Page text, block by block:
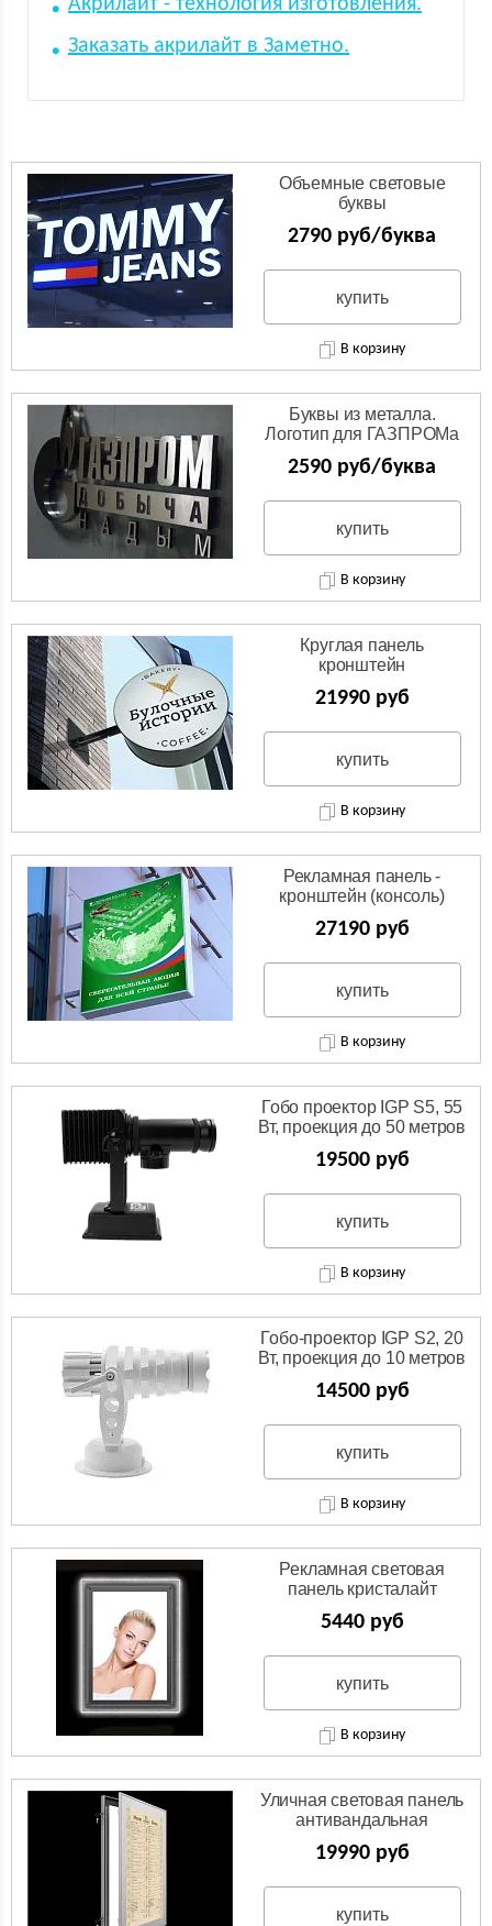
Акрилайт - технология изготовления.
Заказать акрилайт в Заметно.
Объемные световые
буквы
2790 руб/буква
купить
В корзину
Буквы из металла.
Логотип для ГАЗПРОМа
из нержавейки.
2590 руб/буква
купить
В корзину
Круглая панель
кронштейн
(Двухсторонняя вывеска)
21990 руб
купить
В корзину
Рекламная панель -
кронштейн (консоль)
27190 руб
купить
В корзину
Гобо проектор IGP S5, 55
Вт, проекция до 50 метров
19500 руб
купить
В корзину
Гобо-проектор IGP S2, 20
Вт, проекция до 10 метров
14500 руб
купить
В корзину
Рекламная световая
панель кристалайт
5440 руб
купить
В корзину
Уличная световая панель
антивандальная
19990 руб
купить